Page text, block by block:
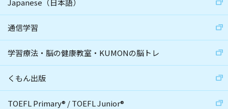
Japanese（日本語）
通信学習
学習療法・脳の健康教室・KUMONの脳トレ
くもん出版
TOEFL Primary® /TOEFL Junior®